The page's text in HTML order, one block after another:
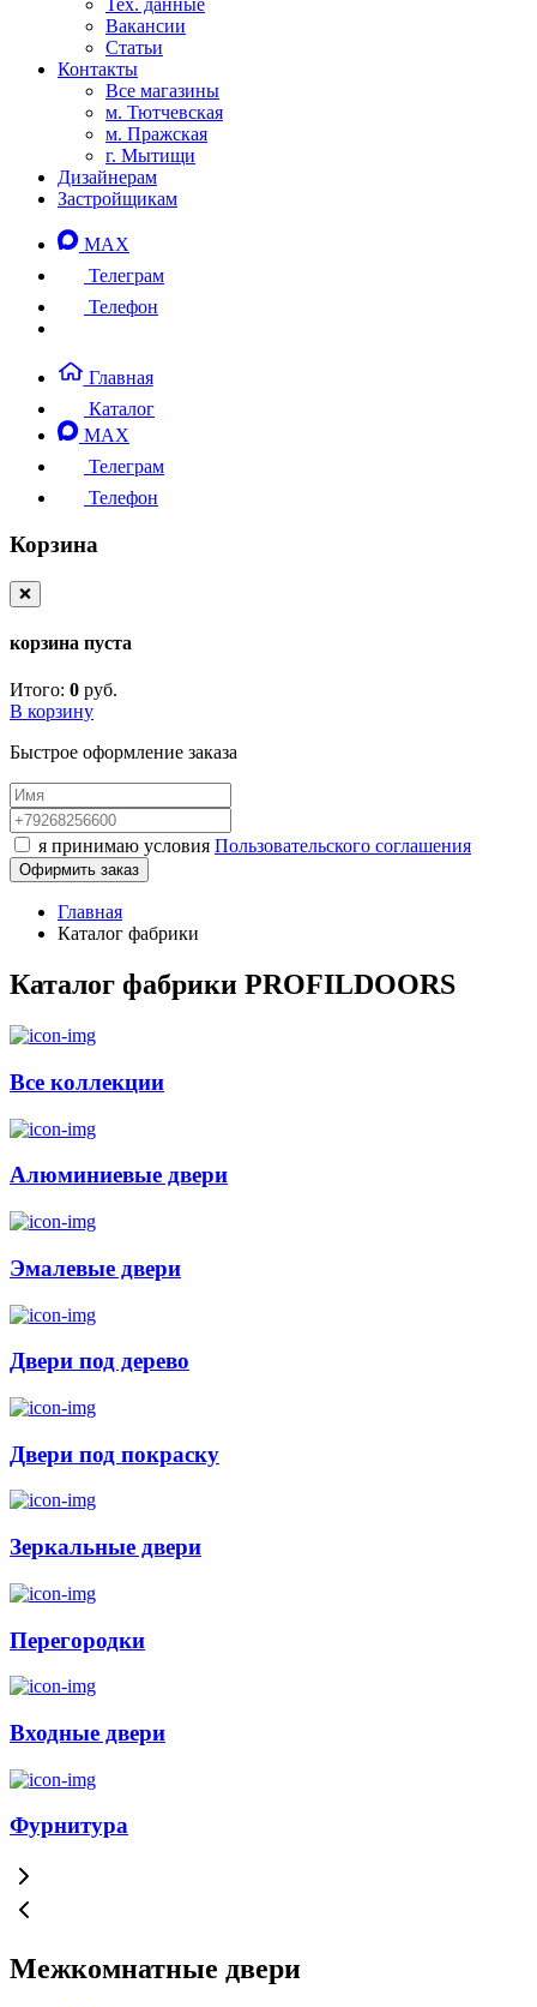
Тех. данные
Вакансии
Статьи
Контакты
Все магазины
м. Тютчевская
м. Пражская
г. Мытищи
Дизайнерам
Застройщикам
MAX
Телеграм
Телефон
Главная
Каталог
MAX
Телеграм
Телефон
Корзина
❌
корзина пуста
Итого: 0 руб.
В корзину
Быстрое оформление заказа
я принимаю условия Пользовательского соглашения
Офирмить заказ
Главная
Каталог фабрики
Каталог фабрики PROFILDOORS
Все коллекции
Алюминиевые двери
Эмалевые двери
Двери под дерево
Двери под покраску
Зеркальные двери
Перегородки
Входные двери
Фурнитура
Межкомнатные двери